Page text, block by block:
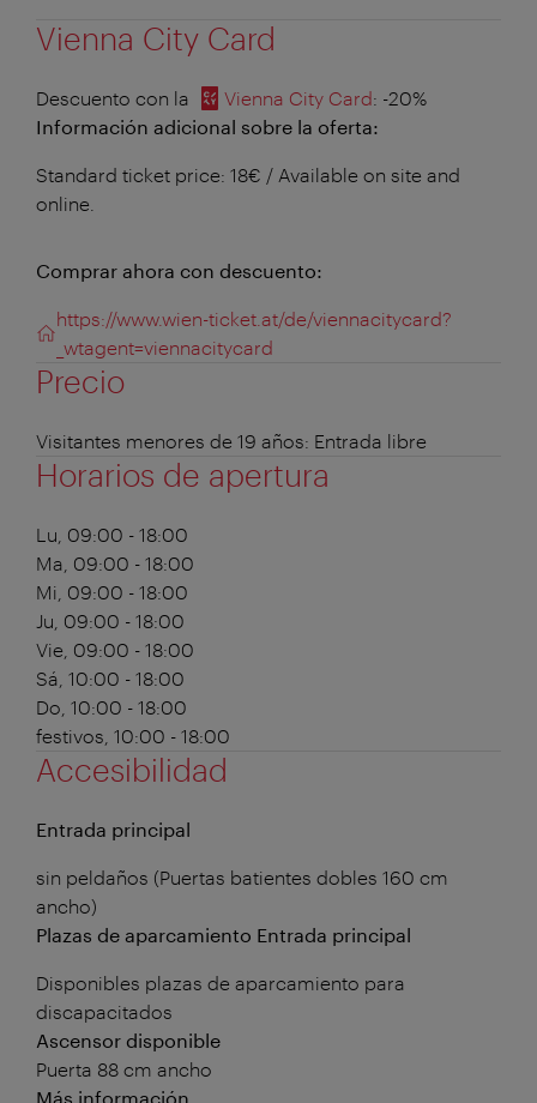
Vienna City Card
Descuento con la Vienna City Card: -20%
Información adicional sobre la oferta:
Standard ticket price: 18€ / Available on site and
online.
Comprar ahora con descuento:
https://www.wien-ticket.at/de/viennacitycard?
_wtagent=viennacitycard
Precio
Visitantes menores de 19 años: Entrada libre
Horarios de apertura
Lu, 09:00 - 18:00
Ma, 09:00 - 18:00
Mi, 09:00 - 18:00
Ju, 09:00 - 18:00
Vie, 09:00 - 18:00
Sá, 10:00 - 18:00
Do, 10:00 - 18:00
festivos, 10:00 - 18:00
Accesibilidad
Entrada principal
sin peldaños (Puertas batientes dobles 160 cm
ancho)
Plazas de aparcamiento Entrada principal
Disponibles plazas de aparcamiento para
discapacitados
Ascensor disponible
Puerta 88 cm ancho
Más información